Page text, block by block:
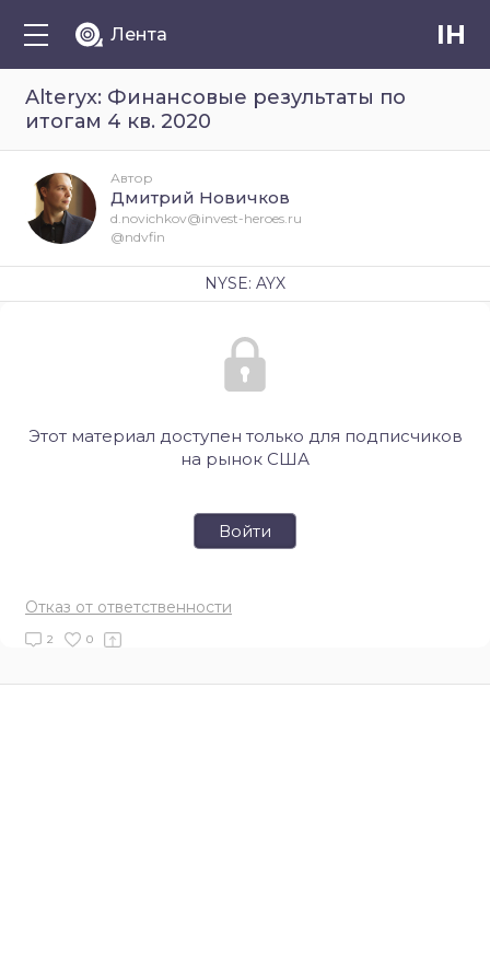
Лента IH
Alteryx: Финансовые результаты по
итогам 4 кв. 2020
Этот материал доступен только для подписчиков
на рынок США
Войти
Отказ от ответственности
2 0
Автор
Дмитрий Новичков
d.novichkov@invest-heroes.ru
@ndvfin
NYSE: AYX